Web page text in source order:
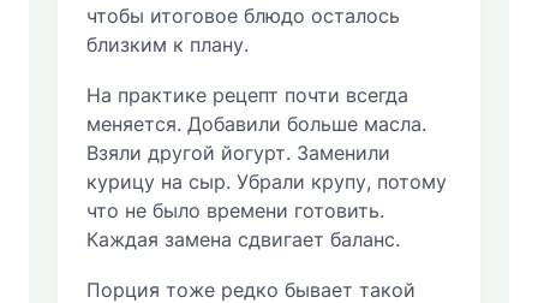
чтобы итоговое блюдо осталось
близким к плану.
На практике рецепт почти всегда
меняется. Добавили больше масла.
Взяли другой йогурт. Заменили
курицу на сыр. Убрали крупу, потому
что не было времени готовить.
Каждая замена сдвигает баланс.
Порция тоже редко бывает такой